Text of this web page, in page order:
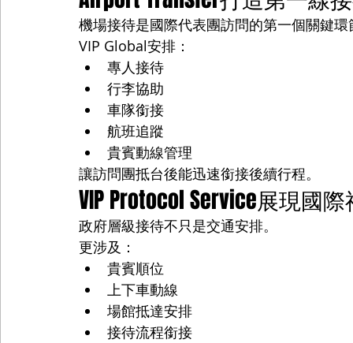
機場接待是國際代表團訪問的第一個關鍵環
VIP Global安排：
專人接待
行李協助
車隊銜接
航班追蹤
貴賓動線管理
讓訪問團抵台後能迅速銜接後續行程。
VIP Protocol Service展現國
政府層級接待不只是交通安排。
更涉及：
貴賓順位
上下車動線
場館抵達安排
接待流程銜接